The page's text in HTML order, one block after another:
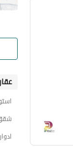
شقق 1 غرفة نوم للايجار